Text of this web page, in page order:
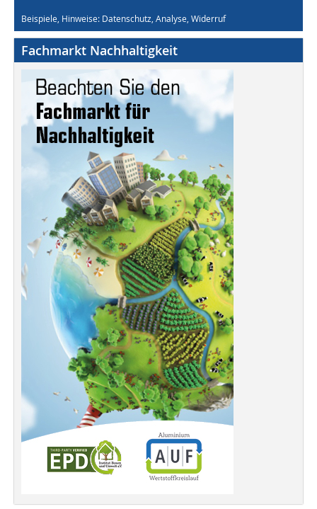
Beispiele, Hinweise: Datenschutz, Analyse, Widerruf
Fachmarkt Nachhaltigkeit